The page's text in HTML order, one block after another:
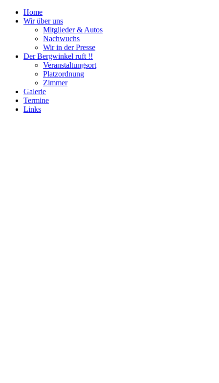
Home
Wir über uns
Mitglieder & Autos
Nachwuchs
Wir in der Presse
Der Bergwinkel ruft !!
Veranstaltungsort
Platzordnung
Zimmer
Galerie
Termine
Links